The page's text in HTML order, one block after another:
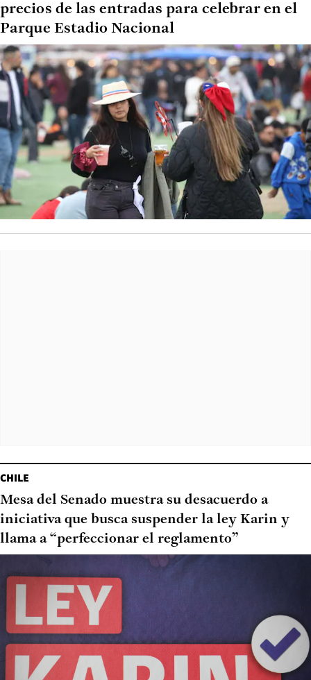
precios de las entradas para celebrar en el
Parque Estadio Nacional
CHILE
Mesa del Senado muestra su desacuerdo a
iniciativa que busca suspender la ley Karin y
llama a “perfeccionar el reglamento”